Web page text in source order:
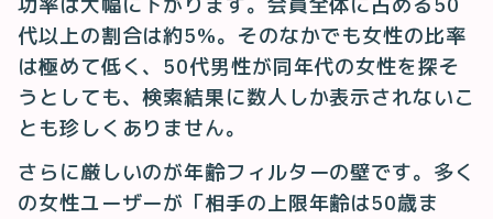
代以上の割合は約5%。そのなかでも女性の比率
は極めて低く、50代男性が同年代の女性を探そ
うとしても、検索結果に数人しか表示されないこ
とも珍しくありません。
さらに厳しいのが年齢フィルターの壁です。多く
の女性ユーザーが「相手の上限年齢は50歳ま